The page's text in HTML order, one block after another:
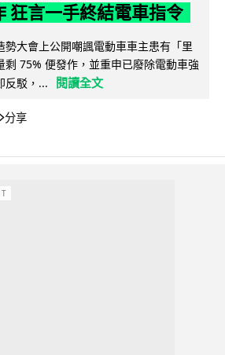
狂言一手終結電車指令
勢大會上公開嘲諷電動車車主患有「里
剩 75% 便發作，並重申已廢除電動車強
反駁，...
閱讀全文
分享